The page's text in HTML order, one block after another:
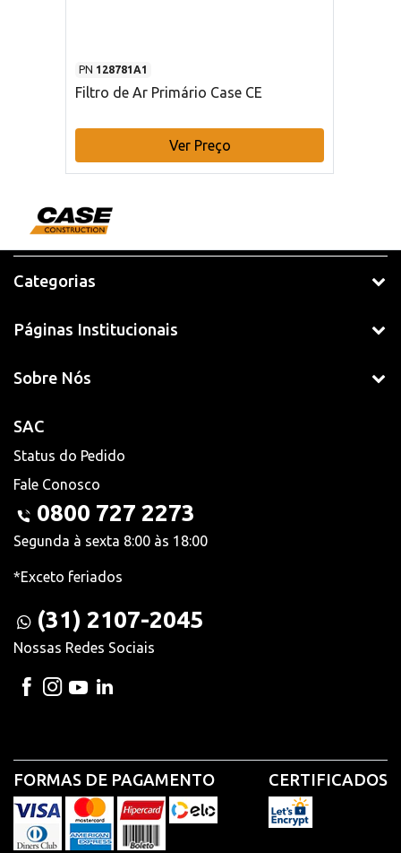
PN 128781A1
Filtro de Ar Primário Case CE
Ver Preço
Categorias
Páginas Institucionais
Sobre Nós
SAC
Status do Pedido
Fale Conosco
0800 727 2273
Segunda à sexta 8:00 às 18:00
*Exceto feriados
(31) 2107-2045
Nossas Redes Sociais
FORMAS DE PAGAMENTO CERTIFICADOS